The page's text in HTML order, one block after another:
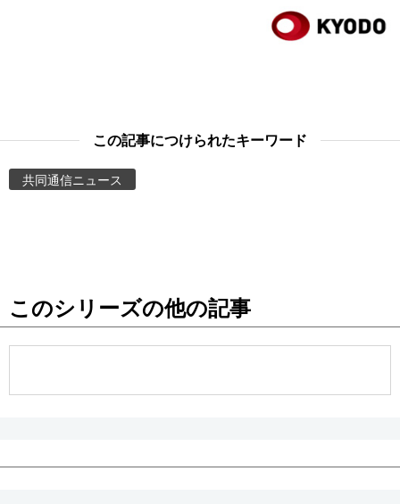
スポーツ・東京2020
Images
この記事につけられたキーワード
共同通信ニュース
このシリーズの他の記事